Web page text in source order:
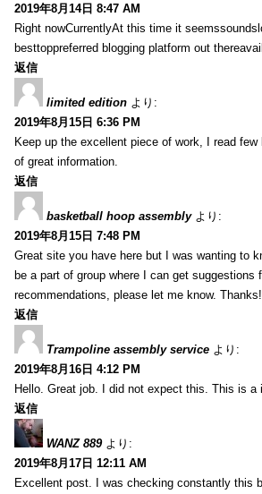
2019年8月14日 8:47 AM
Right nowCurrentlyAt this time it
besttoppreferred blogging platform out
返信
limited edition より:
2019年8月15日 6:36 PM
Keep up the excellent piece of work, I read
of great information.
返信
basketball hoop assembly より:
2019年8月15日 7:48 PM
Great site you have here but I was wanting to
be a part of group where I can get
recommendations, please let me know. Thanks!
返信
Trampoline assembly service より:
2019年8月16日 4:12 PM
Hello. Great job. I did not expect this. This is a
返信
WANZ 889 より:
2019年8月17日 12:11 AM
Excellent post. I was checking constantly this